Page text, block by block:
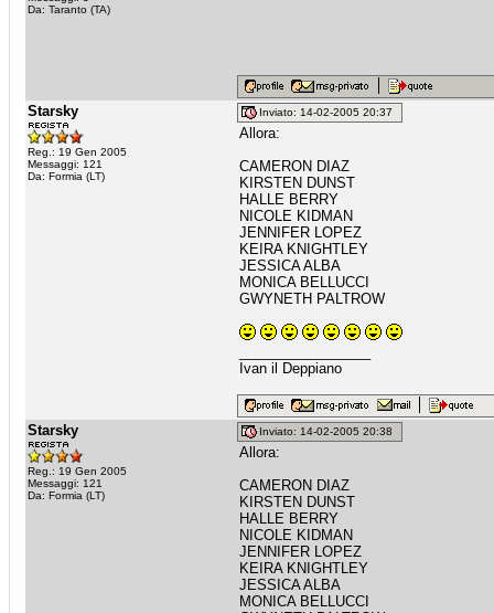
Da: Taranto (TA)
Starsky
Reg.: 19 Gen 2005
Messaggi: 121
Da: Formia (LT)
Inviato: 14-02-2005 20:37
Allora:
CAMERON DIAZ
KIRSTEN DUNST
HALLE BERRY
NICOLE KIDMAN
JENNIFER LOPEZ
KEIRA KNIGHTLEY
JESSICA ALBA
MONICA BELLUCCI
GWYNETH PALTROW
Ivan il Deppiano
Starsky
Reg.: 19 Gen 2005
Messaggi: 121
Da: Formia (LT)
Inviato: 14-02-2005 20:38
Allora:
CAMERON DIAZ
KIRSTEN DUNST
HALLE BERRY
NICOLE KIDMAN
JENNIFER LOPEZ
KEIRA KNIGHTLEY
JESSICA ALBA
MONICA BELLUCCI